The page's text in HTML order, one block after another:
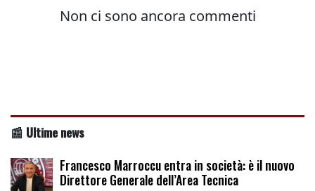
📰 Ultime news
Francesco Marroccu entra in società: è il nuovo
Direttore Generale dell’Area Tecnica